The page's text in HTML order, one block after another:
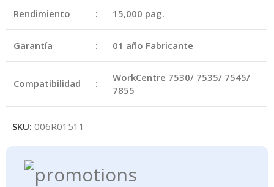
Rendimiento : 15,000 pag.
Garantía : 01 año Fabricante
Compatibilidad :
WorkCentre 7530/ 7535/ 7545/
7855
SKU:006R01511